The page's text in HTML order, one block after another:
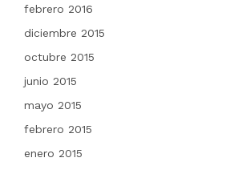
febrero 2016
diciembre 2015
octubre 2015
junio 2015
mayo 2015
febrero 2015
enero 2015